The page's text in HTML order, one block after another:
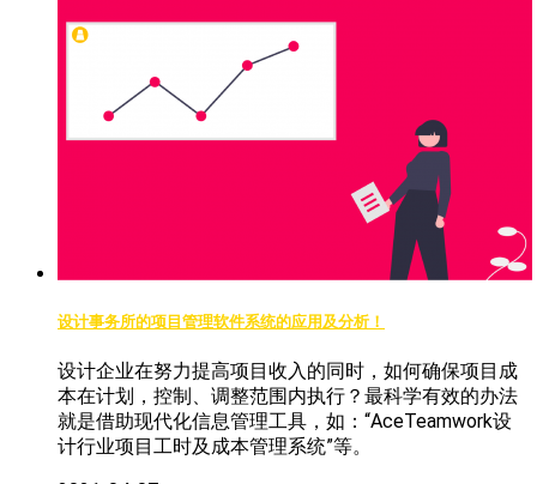
设计事务所的项目管理软件系统的应用及分析！
设计企业在努力提高项目收入的同时，如何确保项目成
本在计划，控制、调整范围内执行？最科学有效的办法
就是借助现代化信息管理工具，如：“AceTeamwork设
计行业项目工时及成本管理系统”等。